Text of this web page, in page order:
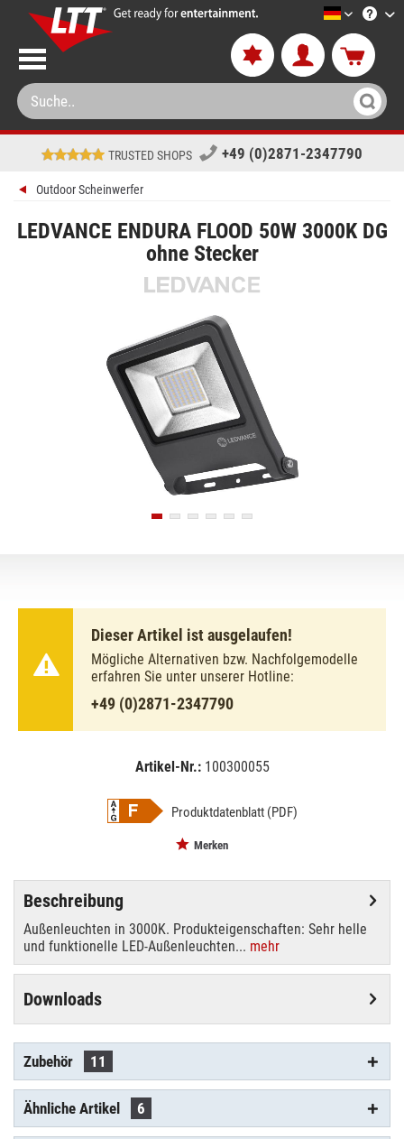
LTT-
TRUSTED SHOPS +49 (0)2871-2347790
Outdoor Scheinwerfer
LEDVANCE ENDURA FLOOD 50W 3000K DG
ohne Stecker
Dieser Artikel ist ausgelaufen!
Mögliche Alternativen bzw. Nachfolgemodelle
erfahren Sie unter unserer Hotline:
+49 (0)2871-2347790
Artikel-Nr.: 100300055
Produktdatenblatt (PDF)
Merken
Beschreibung
Außenleuchten in 3000K. Produkteigenschaften: Sehr helle
und funktionelle LED-Außenleuchten... mehr
Downloads
Zubehör 11
Ähnliche Artikel 6